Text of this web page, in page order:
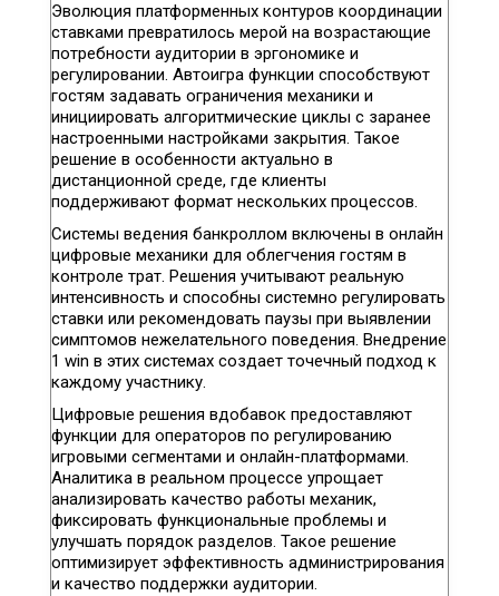
Эволюция платформенных контуров координации
ставками превратилось мерой на возрастающие
потребности аудитории в эргономике и
регулировании. Автоигра функции способствуют
гостям задавать ограничения механики и
инициировать алгоритмические циклы с заранее
настроенными настройками закрытия. Такое
решение в особенности актуально в
дистанционной среде, где клиенты
поддерживают формат нескольких процессов.
Системы ведения банкроллом включены в онлайн
цифровые механики для облегчения гостям в
контроле трат. Решения учитывают реальную
интенсивность и способны системно регулировать
ставки или рекомендовать паузы при выявлении
симптомов нежелательного поведения. Внедрение
1 win в этих системах создает точечный подход к
каждому участнику.
Цифровые решения вдобавок предоставляют
функции для операторов по регулированию
игровыми сегментами и онлайн-платформами.
Аналитика в реальном процессе упрощает
анализировать качество работы механик,
фиксировать функциональные проблемы и
улучшать порядок разделов. Такое решение
оптимизирует эффективность администрирования
и качество поддержки аудитории.